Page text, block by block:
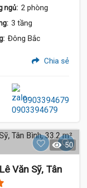
ngủ: 2 phòng
3 tầng
Đông Bắc
Chia sẻ
0903394679
50
Văn Sỹ, Tân